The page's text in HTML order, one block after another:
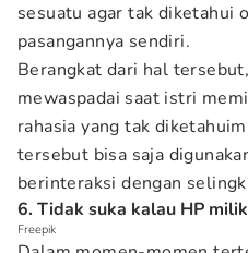
sesuatu agar tak diketahui
pasangannya sendiri.
Berangkat dari hal
mewaspadai saat istri
rahasia yang tak
tersebut bisa saja
berinteraksi dengan
6. Tidak suka kalau HP
Freepik